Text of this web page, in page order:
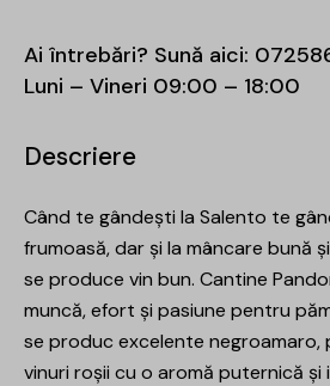
Ai întrebări? Sună aici:
Luni – Vineri 09:00 – 18:00
Descriere
Când te gândești la Salento te
frumoasă, dar și la mâncare bună
se produce vin bun. Cantine
muncă, efort și pasiune pentru
se produc excelente negroamaro,
vinuri roșii cu o aromă puternică și